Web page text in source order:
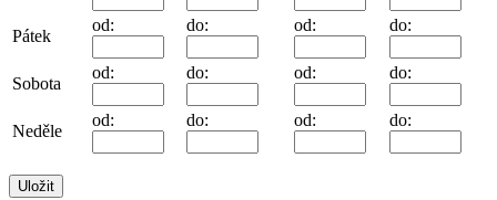
Pátek
od: do: od: do:
Sobota
od: do: od: do:
Neděle
od: do: od: do: